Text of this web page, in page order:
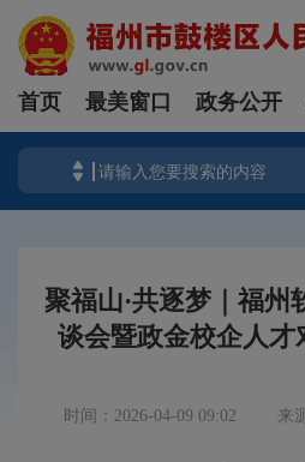
首页 最美窗口 政务公开
聚福山·共逐梦｜福州
谈会暨政金校企人才
时间：2026-04-09 09:02 来